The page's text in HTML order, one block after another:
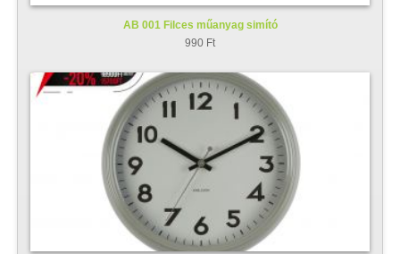
AB 001 Filces műanyag simító
990 Ft